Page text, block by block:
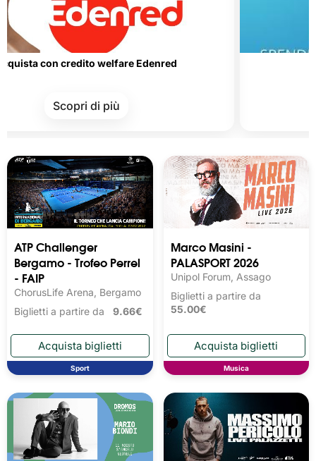
ATP Challenger
Bergamo - Trofeo Perrel
- FAIP
ChorusLife Arena, Bergamo
Biglietti a partire da 9.66€
Sport
Marco Masini -
PALASPORT 2026
Unipol Forum, Assago
Biglietti a partire da
55.00€
Musica
con credito welfare Edenred
Scopri di più